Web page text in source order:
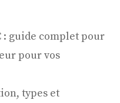
: guide complet pour
pour vos
types et